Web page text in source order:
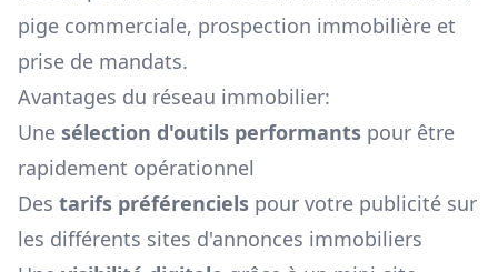
pige commerciale, prospection immobilière et
prise de mandats.
Avantages du réseau immobilier:
Une sélection d'outils performants pour être
rapidement opérationnel
Des tarifs préférenciels pour votre publicité sur
les différents sites d'annonces immobiliers